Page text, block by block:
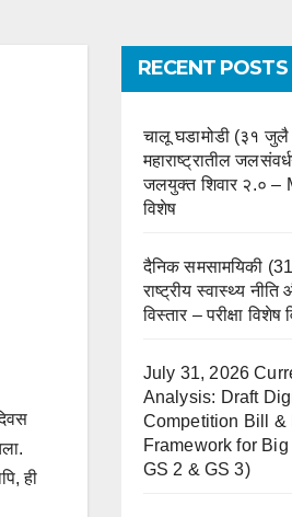
ही
RECENT POSTS
चालू घडामोडी (३१
महाराष्ट्रातील
जलयुक्त शिवार २.० –
विशेष
दैनिक समसामयिकी
राष्ट्रीय स्वास्थ्य
विस्तार – परीक्षा
July 31, 2026
Analysis: Draft
Competition Bill &
Framework for
GS 2 & GS 3)